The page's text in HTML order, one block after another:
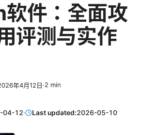
件：全面攻
评测与实作
年4月12日·2 min
04-12· Last updated:2026-05-10